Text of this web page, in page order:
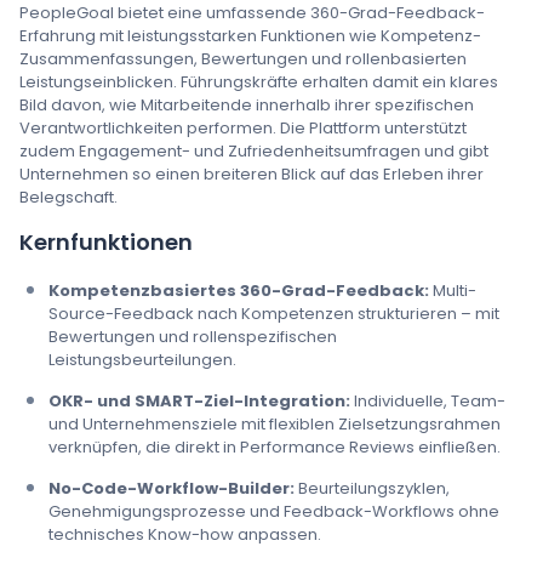
PeopleGoal bietet eine umfassende 360-Grad-Feedback-
Erfahrung mit leistungsstarken Funktionen wie Kompetenz-
Zusammenfassungen, Bewertungen und rollenbasierten
Leistungseinblicken. Führungskräfte erhalten damit ein klares
Bild davon, wie Mitarbeitende innerhalb ihrer spezifischen
Verantwortlichkeiten performen. Die Plattform unterstützt
zudem Engagement- und Zufriedenheitsumfragen und gibt
Unternehmen so einen breiteren Blick auf das Erleben ihrer
Belegschaft.
Kernfunktionen
Kompetenzbasiertes 360-Grad-Feedback: Multi-
Source-Feedback nach Kompetenzen strukturieren – mit
Bewertungen und rollenspezifischen
Leistungsbeurteilungen.
OKR- und SMART-Ziel-Integration: Individuelle, Team-
und Unternehmensziele mit flexiblen Zielsetzungsrahmen
verknüpfen, die direkt in Performance Reviews einfließen.
No-Code-Workflow-Builder: Beurteilungszyklen,
Genehmigungsprozesse und Feedback-Workflows ohne
technisches Know-how anpassen.